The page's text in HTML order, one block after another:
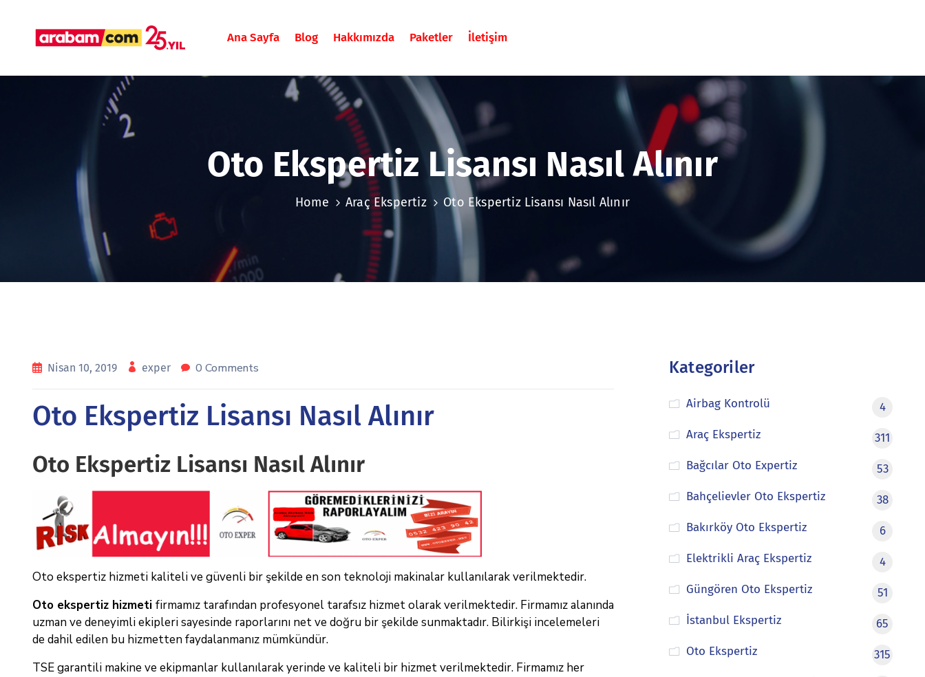
Ana Sayfa Blog Hakkımızda Paketler İletişim
Oto Ekspertiz Lisansı Nasıl Alınır
Home Araç Ekspertiz Oto Ekspertiz Lisansı Nasıl Alınır
Nisan 10, 2019 exper 0 Comments
Oto Ekspertiz Lisansı Nasıl Alınır
Oto Ekspertiz Lisansı Nasıl Alınır
Oto ekspertiz hizmeti kaliteli ve güvenli bir şekilde en son teknoloji makinalar kullanılarak verilmektedir.
Oto ekspertiz hizmeti firmamız tarafından profesyonel tarafsız hizmet olarak verilmektedir. Firmamız alanında
uzman ve deneyimli ekipleri sayesinde raporlarını net ve doğru bir şekilde sunmaktadır. Bilirkişi incelemeleri
de dahil edilen bu hizmetten faydalanmanız mümkündür.
TSE garantili makine ve ekipmanlar kullanılarak yerinde ve kaliteli bir hizmet verilmektedir. Firmamız her
Kategoriler
Airbag Kontrolü
4
Araç Ekspertiz
311
Bağcılar Oto Expertiz
53
Bahçelievler Oto Ekspertiz
38
Bakırköy Oto Ekspertiz
6
Elektrikli Araç Ekspertiz
4
Güngören Oto Ekspertiz
51
İstanbul Ekspertiz
65
Oto Ekspertiz
315